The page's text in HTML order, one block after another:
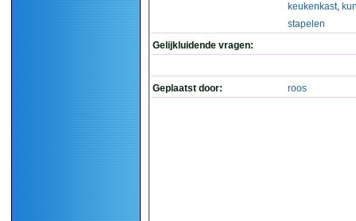
keukenkast,
stapelen
Gelijkluidende vragen:
Geplaatst door: roos